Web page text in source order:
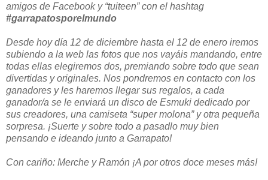
amigos de Facebook y “tuiteen” con el hashtag
#garrapatosporelmundo
Desde hoy día 12 de diciembre hasta el 12 de enero iremos
subiendo a la web las fotos que nos vayáis mandando, entre
todas ellas elegiremos dos, premiando sobre todo que sean
divertidas y originales. Nos pondremos en contacto con los
ganadores y les haremos llegar sus regalos, a cada
ganador/a se le enviará un disco de Esmuki dedicado por
sus creadores, una camiseta “super molona” y otra pequeña
sorpresa. ¡Suerte y sobre todo a pasadlo muy bien
pensando e ideando junto a Garrapato!
Con cariño: Merche y Ramón ¡A por otros doce meses más!